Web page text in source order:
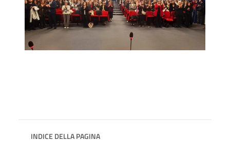
INDICE DELLA PAGINA